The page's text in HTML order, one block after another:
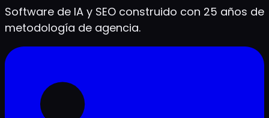
Software de IA y SEO construido con 25 años de
metodología de agencia.